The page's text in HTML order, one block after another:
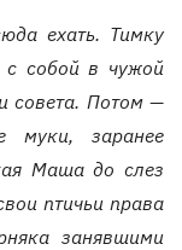
ехать. Тимку
с собой в чужой
совета. Потом —
муки, заранее
Маша до слез
птичьи права
занявшими